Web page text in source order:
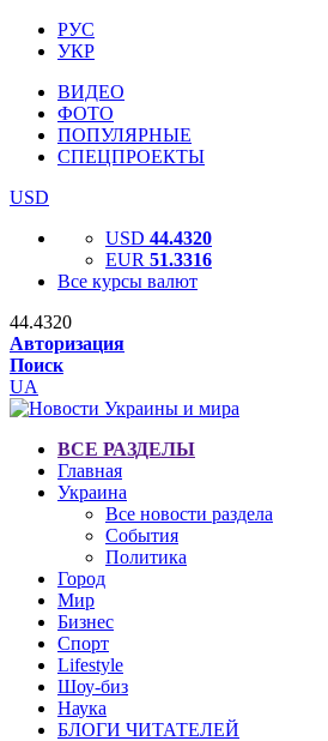
РУС
УКР
ВИДЕО
ФОТО
ПОПУЛЯРНЫЕ
СПЕЦПРОЕКТЫ
USD
USD 44.4320
EUR 51.3316
Все курсы валют
44.4320
Авторизация
Поиск
UA
ВСЕ РАЗДЕЛЫ
Главная
Украина
Все новости раздела
События
Политика
Город
Мир
Бизнес
Спорт
Lifestyle
Шоу-биз
Наука
БЛОГИ ЧИТАТЕЛЕЙ